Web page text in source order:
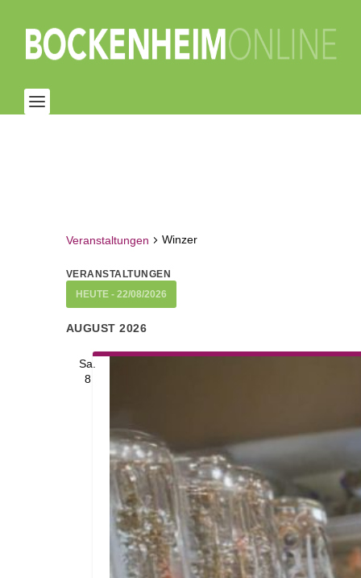
Veranstaltungen Winzer
VERANSTALTUNGEN
HEUTE - 22/08/2026
wählen.
AUGUST 2026
Sa.
8